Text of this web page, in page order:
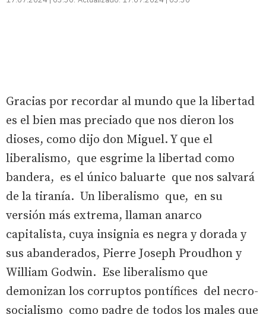
Gracias por recordar al mundo que la libertad
es el bien mas preciado que nos dieron los
dioses, como dijo don Miguel. Y que el
liberalismo, que esgrime la libertad como
bandera, es el único baluarte que nos salvará
de la tiranía. Un liberalismo que, en su
versión más extrema, llaman anarco
capitalista, cuya insignia es negra y dorada y
sus abanderados, Pierre Joseph Proudhon y
William Godwin. Ese liberalismo que
demonizan los corruptos pontífices del necro-
socialismo como padre de todos los males que